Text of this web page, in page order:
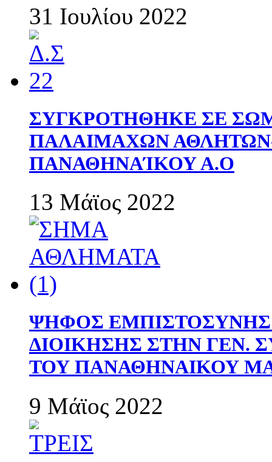
31 Ιουλίου 2022
ΣΥΓΚΡΟΤΗΘΗΚΕ ΣΕ
ΠΑΛΑΙΜΑΧΩΝ
ΠΑΝΑΘΗΝΑΊΚΟΥ Α.Ο
13 Μάϊος 2022
ΨΗΦΟΣ
ΔΙΟΙΚΗΣΗΣ ΣΤΗΝ ΓΕΝ.
ΤΟΥ ΠΑΝΑΘΗΝΑΙΚΟΥ
9 Μάϊος 2022